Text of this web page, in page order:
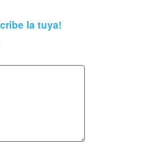
la tuya!